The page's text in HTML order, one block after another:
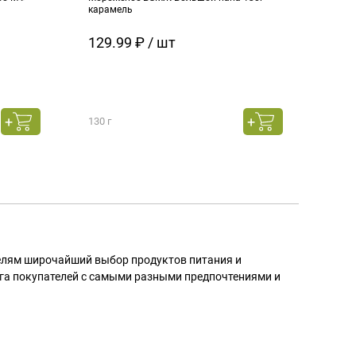
карамель
129.99 ₽ / шт
130 г
широчайший выбор продуктов питания и
покупателей с самыми разными предпочтениями и